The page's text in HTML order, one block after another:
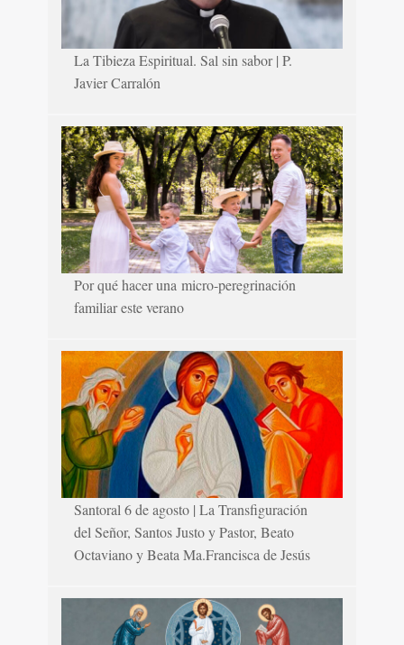
La Tibieza Espiritual. Sal sin sabor | P.
Javier Carralón
Por qué hacer una micro-peregrinación
familiar este verano
Santoral 6 de agosto | La Transfiguración
del Señor, Santos Justo y Pastor, Beato
Octaviano y Beata Ma.Francisca de Jesús